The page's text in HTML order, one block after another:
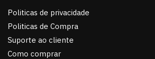
Politicas de privacidade
Politicas de Compra
Suporte ao cliente
Como comprar